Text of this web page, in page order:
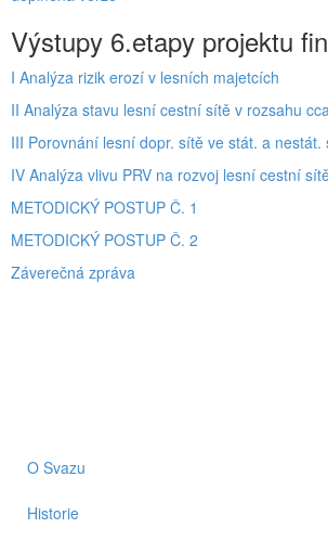
Výstupy 6.etapy projektu
I Analýza rizik erozí v lesních majetcích
II Analýza stavu lesní cestní sítě v rozsahu
III Porovnání lesní dopr. sítě ve stát. a nestát.
IV Analýza vlivu PRV na rozvoj lesní cestní
METODICKÝ POSTUP Č. 1
METODICKÝ POSTUP Č. 2
Záverečná zpráva
O Svazu
Historie